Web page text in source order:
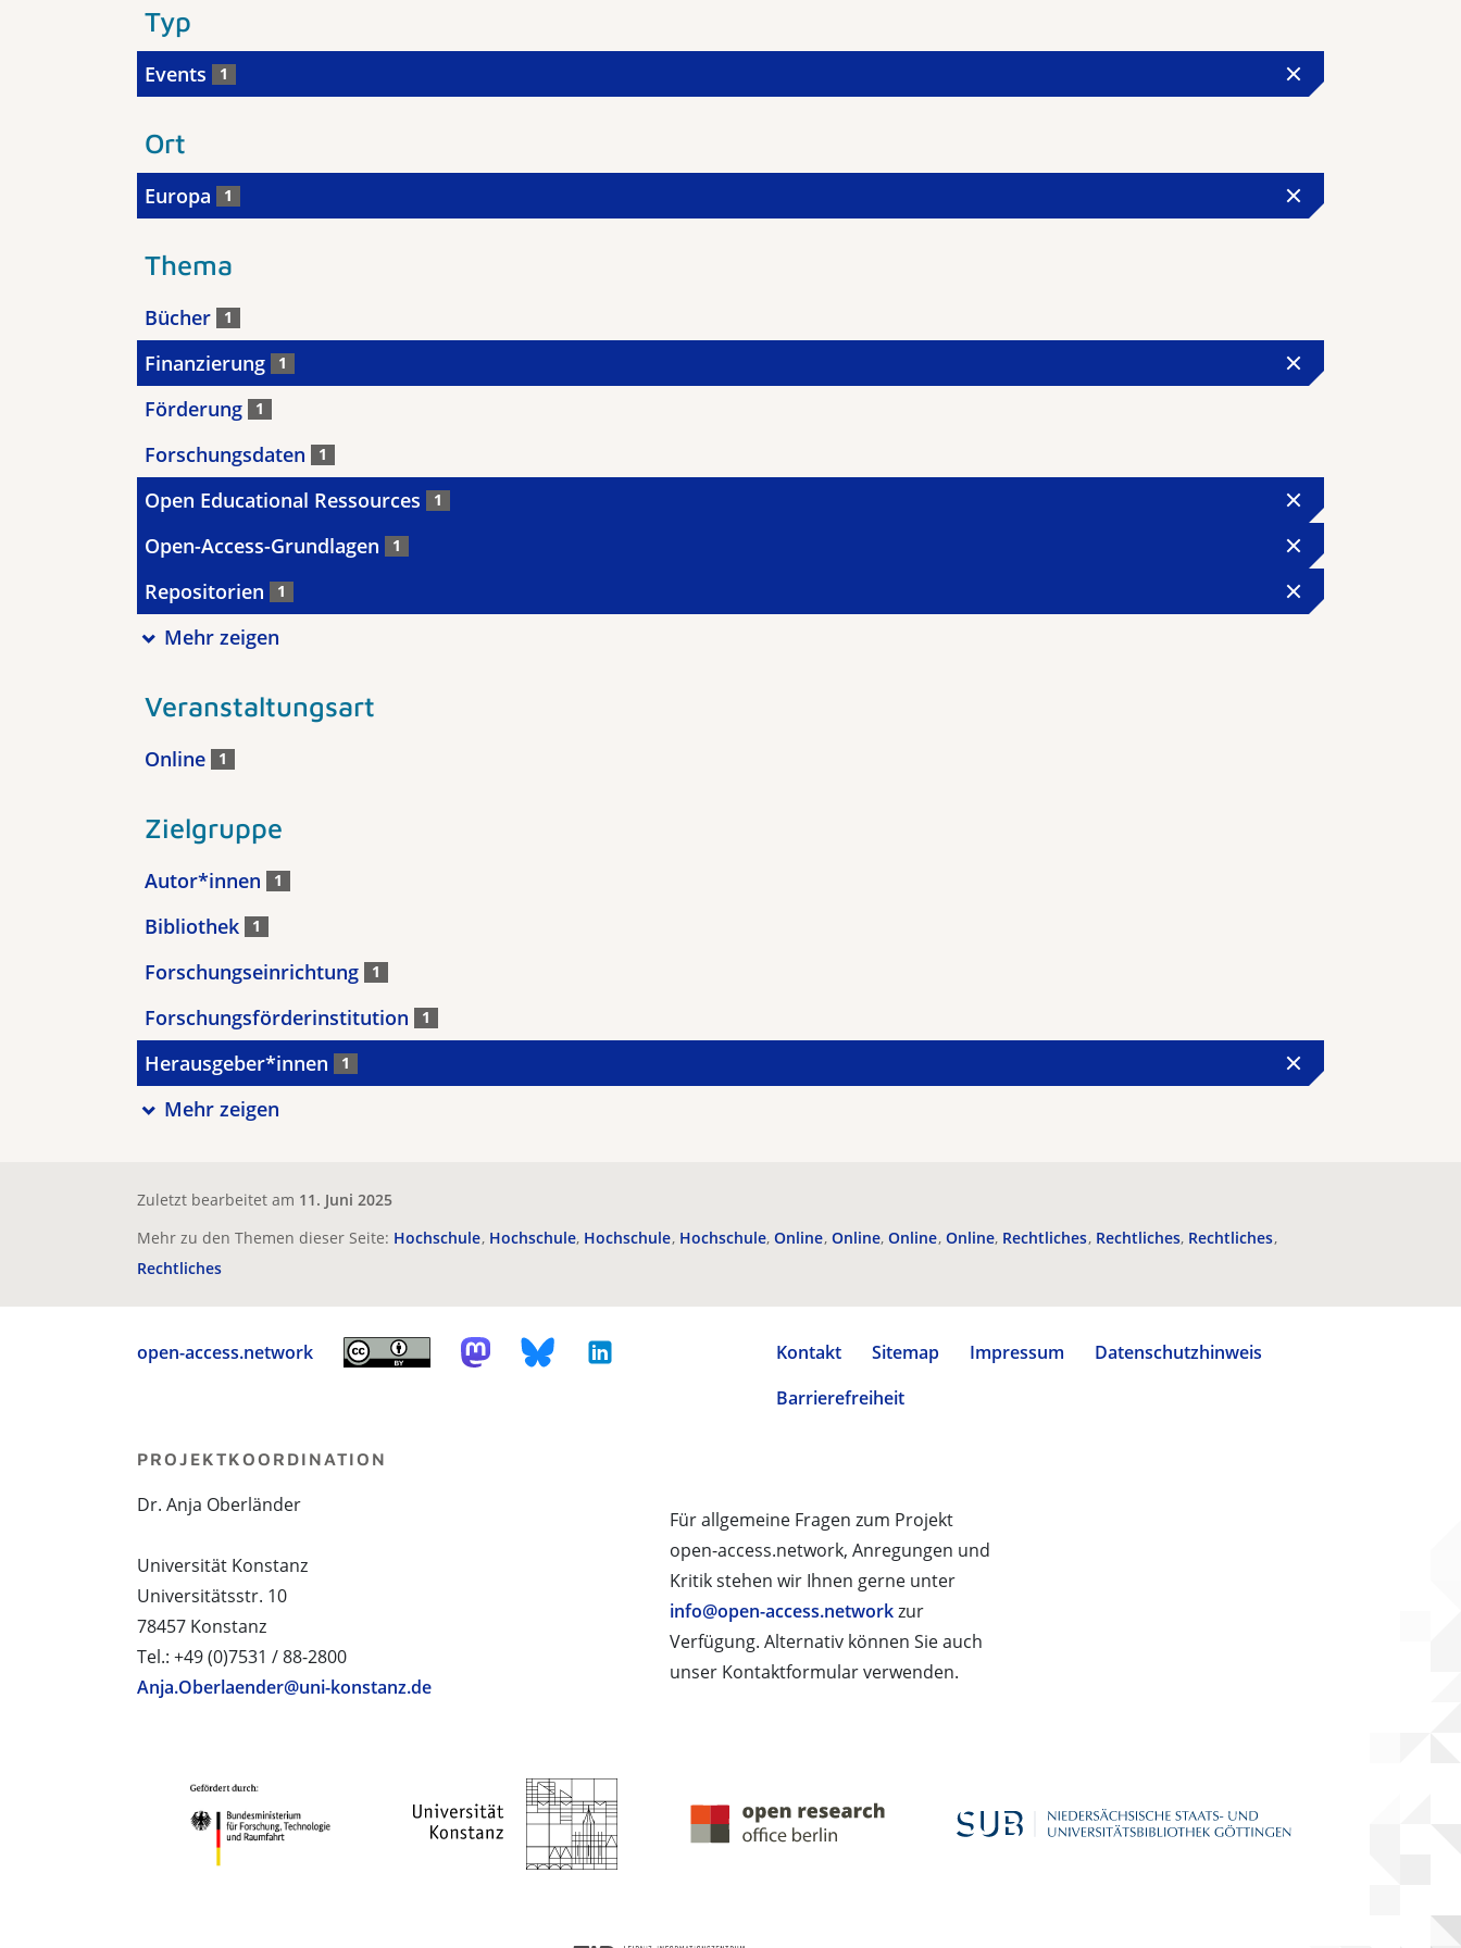
Typ
Events 1
Ort
Europa 1
Thema
Bücher 1
Finanzierung 1
Förderung 1
Forschungsdaten 1
Open Educational Ressources 1
Open-Access-Grundlagen 1
Repositorien 1
Mehr zeigen
Veranstaltungsart
Online 1
Zielgruppe
Autor*innen 1
Bibliothek 1
Forschungseinrichtung 1
Forschungsförderinstitution 1
Herausgeber*innen 1
Mehr zeigen
Zuletzt bearbeitet am 11. Juni 2025
Mehr zu den Themen dieser Seite: Hochschule Hochschule Hochschule Hochschule Online Online Online Online Rechtliches Rechtliches Rechtliches
Rechtliches
open-access.network Kontakt Sitemap Impressum
Datenschutzhinweis
Barrierefreiheit
Für allgemeine Fragen zum Projekt
open-access.network, Anregungen und
Kritik stehen wir Ihnen gerne unter
info@open-access.networkzur
Verfügung. Alternativ können Sie auch
unser Kontaktformular verwenden.
PROJEKTKOORDINATION
Dr. Anja Oberländer
Universität Konstanz
Universitätsstr. 10
78457 Konstanz
Tel.: +49 (0)7531 / 88-2800
Anja.Oberlaender@uni-konstanz.de